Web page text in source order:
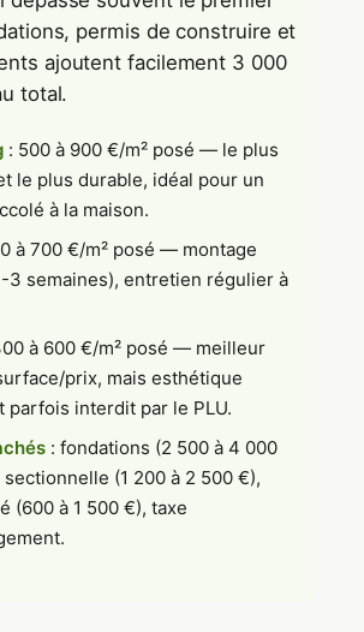
permis de construire et
ajoutent facilement 3 000
total.
: 500 à 900 €/m² posé — le plus
le plus durable, idéal pour un
à la maison.
à 700 €/m² posé — montage
3 semaines), entretien régulier à
à 600 €/m² posé — meilleur
prix, mais esthétique
parfois interdit par le PLU.
: fondations (2 500 à 4 000
(1 200 à 2 500 €),
(600 à 1 500 €), taxe